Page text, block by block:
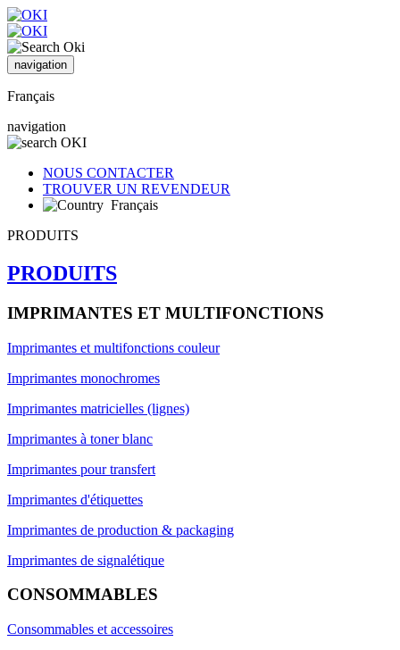
navigation
Français
navigation
NOUS CONTACTER
TROUVER UN REVENDEUR
Français
PRODUITS
PRODUITS
IMPRIMANTES ET MULTIFONCTIONS
Imprimantes et multifonctions couleur
Imprimantes monochromes
Imprimantes matricielles (lignes)
Imprimantes à toner blanc
Imprimantes pour transfert
Imprimantes d'étiquettes
Imprimantes de production & packaging
Imprimantes de signalétique
CONSOMMABLES
Consommables et accessoires